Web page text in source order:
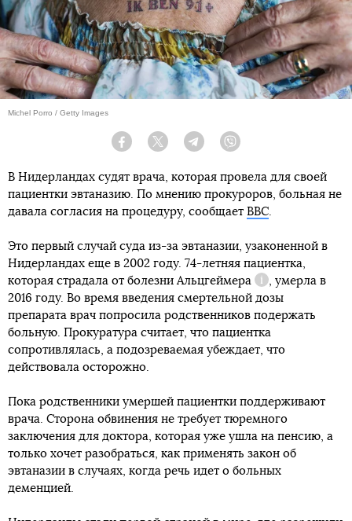
Michel Porro / Getty Images
Facebook Twitter Telegram
В Нидерландах судят врача, которая провела для своей
пациентки эвтаназию. По мнению прокуроров, больная не
давала согласия на процедуру, сообщает BBC.
Это первый случай суда из-за эвтаназии, узаконенной в
Нидерландах еще в 2002 году. 74-летняя пациентка,
которая страдала от болезни Альцгеймера
Справка
, умерла в
2016 году. Во время введения смертельной дозы
препарата врач попросила родственников подержать
больную. Прокуратура считает, что пациентка
сопротивлялась, а подозреваемая убеждает, что
действовала осторожно.
Пока родственники умершей пациентки поддерживают
врача. Сторона обвинения не требует тюремного
заключения для доктора, которая уже ушла на пенсию, а
только хочет разобраться, как применять закон об
эвтаназии в случаях, когда речь идет о больных
деменцией.